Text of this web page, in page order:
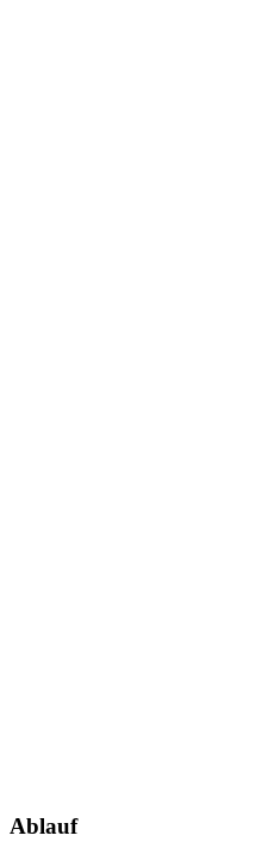
Ablauf